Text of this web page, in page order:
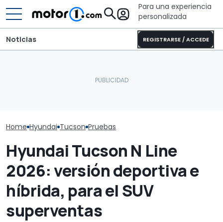
Para una experiencia
personalizada
REGISTRARSE / ACCEDE
Noticias
Home Hyundai Tucson Pruebas
Hyundai Tucson N Line
2026: versión deportiva e
híbrida, para el SUV
superventas